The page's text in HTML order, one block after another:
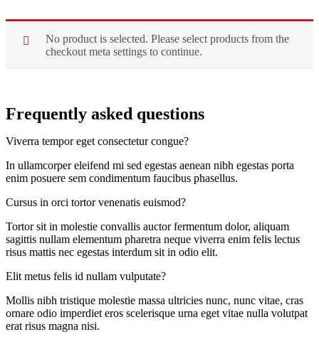
No product is selected. Please select products from the
checkout meta settings to continue.
Frequently asked questions
Viverra tempor eget consectetur congue?
In ullamcorper eleifend mi sed egestas aenean nibh egestas porta
enim posuere sem condimentum faucibus phasellus.
Cursus in orci tortor venenatis euismod?
Tortor sit in molestie convallis auctor fermentum dolor, aliquam
sagittis nullam elementum pharetra neque viverra enim felis lectus
risus mattis nec egestas interdum sit in odio elit.
Elit metus felis id nullam vulputate?
Mollis nibh tristique molestie massa ultricies nunc, nunc vitae, cras
ornare odio imperdiet eros scelerisque urna eget vitae nulla volutpat
erat risus magna nisi.